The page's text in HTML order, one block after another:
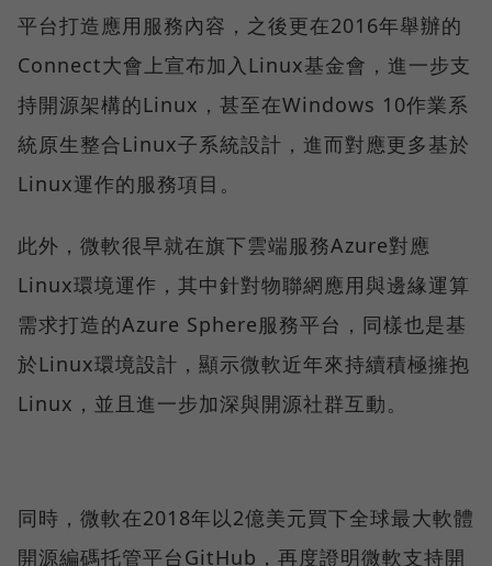
平台打造應用服務內容，之後更在2016年舉辦的
Connect大會上宣布加入Linux基金會，進一步支
持開源架構的Linux，甚至在Windows 10作業系
統原生整合Linux子系統設計，進而對應更多基於
Linux運作的服務項目。
此外，微軟很早就在旗下雲端服務Azure對應
Linux環境運作，其中針對物聯網應用與邊緣運算
需求打造的Azure Sphere服務平台，同樣也是基
於Linux環境設計，顯示微軟近年來持續積極擁抱
Linux，並且進一步加深與開源社群互動。
同時，微軟在2018年以2億美元買下全球最大軟體
開源編碼托管平台GitHub，再度證明微軟支持開